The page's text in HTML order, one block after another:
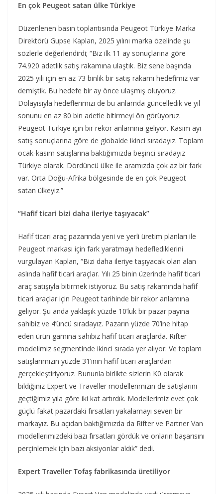
En çok Peugeot satan ülke Türkiye
Düzenlenen basın toplantısında Peugeot Türkiye Marka
Direktörü Gupse Kaplan, 2025 yılını marka özelinde şu
sözlerle değerlendirdi; “Biz ilk 11 ay sonuçlarına göre
74.920 adetlik satış rakamına ulaştık. Biz sene başında
2025 yılı için en az 73 binlik bir satış rakamı hedefimiz var
demiştik. Bu hedefe bir ay önce ulaşmış oluyoruz.
Dolayısıyla hedeflerimizi de bu anlamda güncelledik ve yıl
sonunu en az 80 bin adetle bitirmeyi ön görüyoruz.
Peugeot Türkiye için bir rekor anlamına geliyor. Kasım ayı
satış sonuçlarına göre de globalde ikinci sıradayız. Toplam
ocak-kasım satışlarına baktığımızda beşinci sıradayız
Türkiye olarak. Dördüncü ülke ile aramızda çok az bir fark
var. Orta Doğu-Afrika bölgesinde de en çok Peugeot
satan ülkeyiz.”
“Hafif ticari bizi daha ileriye taşıyacak”
Hafif ticari araç pazarında yeni ve yerli üretim planları ile
Peugeot markası için fark yaratmayı hedeflediklerini
vurgulayan Kaplan, “Bizi daha ileriye taşıyacak olan alan
aslında hafif ticari araçlar. Yılı 25 binin üzerinde hafif ticari
araç satışıyla bitirmek istiyoruz. Bu satış rakamında hafif
ticari araçlar için Peugeot tarihinde bir rekor anlamına
geliyor. Şu anda yaklaşık yüzde 10’luk bir pazar payına
sahibiz ve 4’üncü sıradayız. Pazarın yüzde 70’ine hitap
eden ürün gamına sahibiz hafif ticari araçlarda. Rifter
modelimiz segmentinde ikinci sırada yer alıyor. Ve toplam
satışlarımızın yüzde 31’inin hafif ticari araçlardan
gerçekleştiriyoruz. Bununla birlikte sizlerin K0 olarak
bildiğiniz Expert ve Traveller modellerimizin de satışlarını
geçtiğimiz yıla göre iki kat artırdık. Modellerimiz evet çok
güçlü fakat pazardaki fırsatları yakalamayı seven bir
markayız. Bu açıdan baktığımızda da Rifter ve Partner Van
modellerimizdeki bazı fırsatları gördük ve onların başarısını
perçinlemek için bazı aksiyonlar aldık” dedi.
Expert Traveller Tofaş fabrikasında üretiliyor